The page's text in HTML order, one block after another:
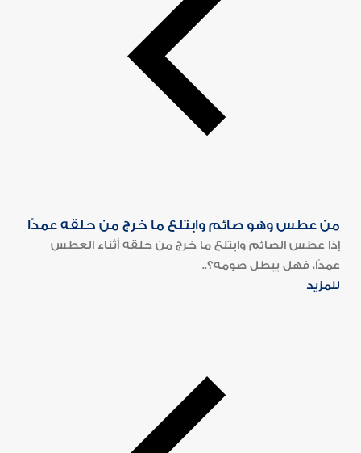
من عطس وهو صائم وابتلع ما خرج من حلقه عمدًا
إذا عطس الصائم وابتلع ما خرج من حلقه أثناء العطس
عمدًا، فهل يبطل صومه؟..
للمزيد